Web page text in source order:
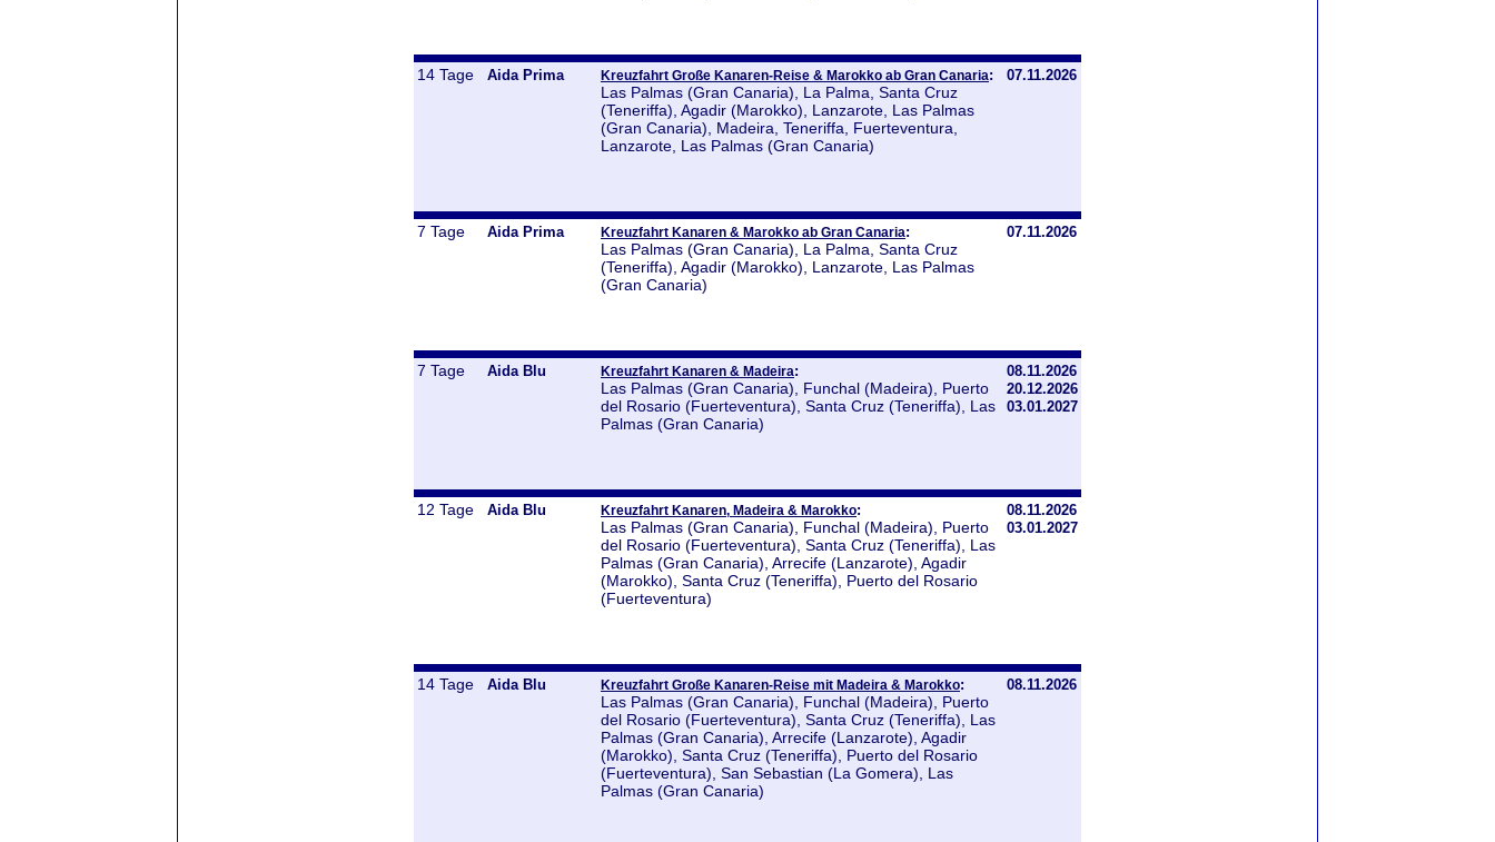
14 Tage Aida Prima Kreuzfahrt Große Kanaren-Reise & Marokko ab Gran Canaria:
Las Palmas (Gran Canaria), La Palma, Santa Cruz
(Teneriffa), Agadir (Marokko), Lanzarote, Las Palmas
(Gran Canaria), Madeira, Teneriffa, Fuerteventura,
Lanzarote, Las Palmas (Gran Canaria)
07.11.2026
7 Tage Aida Prima Kreuzfahrt Kanaren & Marokko ab Gran Canaria:
Las Palmas (Gran Canaria), La Palma, Santa Cruz
(Teneriffa), Agadir (Marokko), Lanzarote, Las Palmas
(Gran Canaria)
07.11.2026
7 Tage Aida Blu Kreuzfahrt Kanaren & Madeira:
Las Palmas (Gran Canaria), Funchal (Madeira), Puerto
del Rosario (Fuerteventura), Santa Cruz (Teneriffa), Las
Palmas (Gran Canaria)
08.11.2026
20.12.2026
03.01.2027
12 Tage Aida Blu Kreuzfahrt Kanaren, Madeira & Marokko:
Las Palmas (Gran Canaria), Funchal (Madeira), Puerto
del Rosario (Fuerteventura), Santa Cruz (Teneriffa), Las
Palmas (Gran Canaria), Arrecife (Lanzarote), Agadir
(Marokko), Santa Cruz (Teneriffa), Puerto del Rosario
(Fuerteventura)
08.11.2026
03.01.2027
14 Tage Aida Blu Kreuzfahrt Große Kanaren-Reise mit Madeira & Marokko:
Las Palmas (Gran Canaria), Funchal (Madeira), Puerto
del Rosario (Fuerteventura), Santa Cruz (Teneriffa), Las
Palmas (Gran Canaria), Arrecife (Lanzarote), Agadir
(Marokko), Santa Cruz (Teneriffa), Puerto del Rosario
(Fuerteventura), San Sebastian (La Gomera), Las
Palmas (Gran Canaria)
08.11.2026